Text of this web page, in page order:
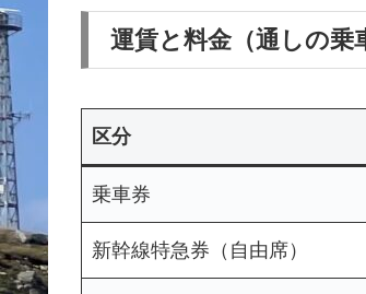
運賃と料金（通しの乗
区分
乗車券
新幹線特急券（自由席）